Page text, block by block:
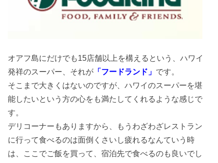
オアフ島にだけでも15店舗以上を構えるという、ハワイ
発祥のスーパー、それが 「フードランド」 です。
そこまで大きくはないのですが、ハワイのスーパーを堪
能したいという方の心をも満たしてくれるような感じで
す。
デリコーナーもありますから、もうわざわざレストラン
に行って食べるのは面倒くさいし疲れるなんていう時
は、ここでご飯を買って、宿泊先で食べるのも良いでし